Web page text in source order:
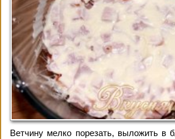
Ветчину мелко порезать, выложить в